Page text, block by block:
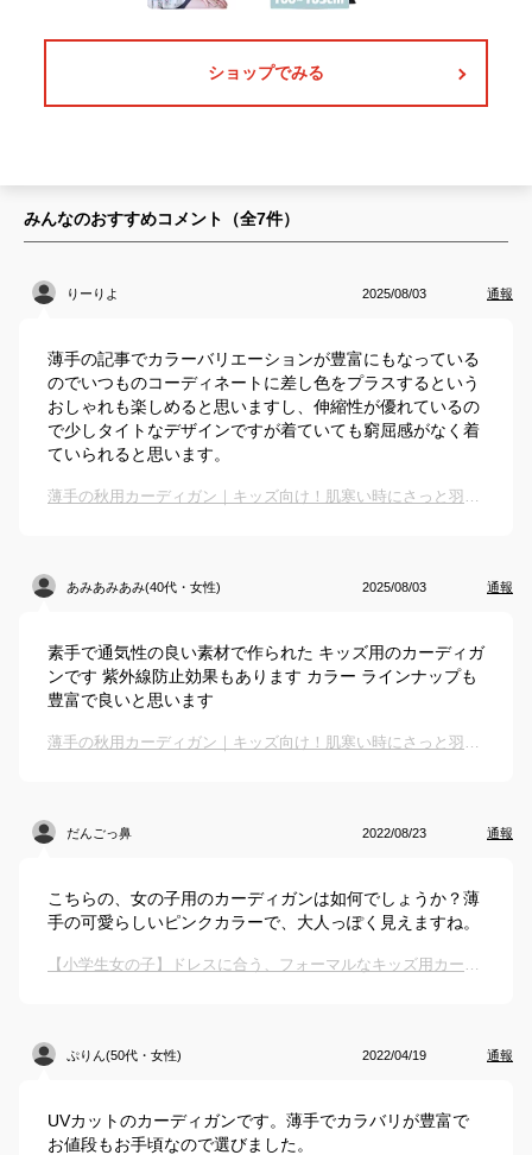
ショップでみる
みんなのおすすめコメント（全7件）
りーりよ 2025/08/03 通報
薄手の記事でカラーバリエーションが豊富にもなっている
のでいつものコーディネートに差し色をプラスするという
おしゃれも楽しめると思いますし、伸縮性が優れているの
で少しタイトなデザインですが着ていても窮屈感がなく着
ていられると思います。
薄手の秋用カーディガン｜キッズ向け！肌寒い時にさっと羽織れる子供用カーデのおすすめは？
あみあみあみ(40代・女性) 2025/08/03 通報
素手で通気性の良い素材で作られた キッズ用のカーディガ
ンです 紫外線防止効果もあります カラー ラインナップも
豊富で良いと思います
薄手の秋用カーディガン｜キッズ向け！肌寒い時にさっと羽織れる子供用カーデのおすすめは？
だんごっ鼻 2022/08/23 通報
こちらの、女の子用のカーディガンは如何でしょうか？薄
手の可愛らしいピンクカラーで、大人っぽく見えますね。
【小学生女の子】ドレスに合う、フォーマルなキッズ用カーディガンのおすすめは？
ぷりん(50代・女性) 2022/04/19 通報
UVカットのカーディガンです。薄手でカラバリが豊富で
お値段もお手頃なので選びました。